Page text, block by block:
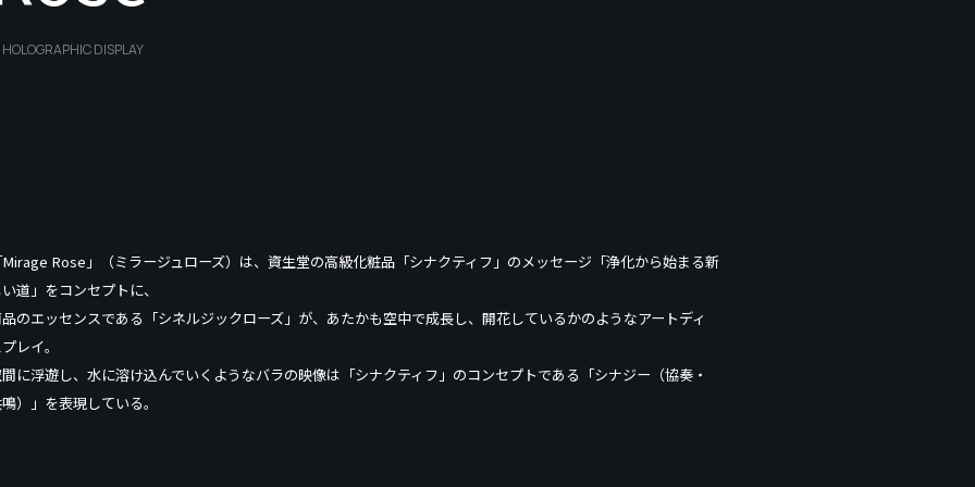
DISPLAY
Rose」（ミラージュローズ）は、資生堂の高級化粧品「シナクティフ」のメッセージ「浄化から始まる新
道」をコンセプトに、
のエッセンスである「シネルジックローズ」が、あたかも空中で成長し、開花しているかのようなアートディ
レイ。
に浮遊し、水に溶け込んでいくようなバラの映像は「シナクティフ」のコンセプトである「シナジー（協奏・
）」を表現している。